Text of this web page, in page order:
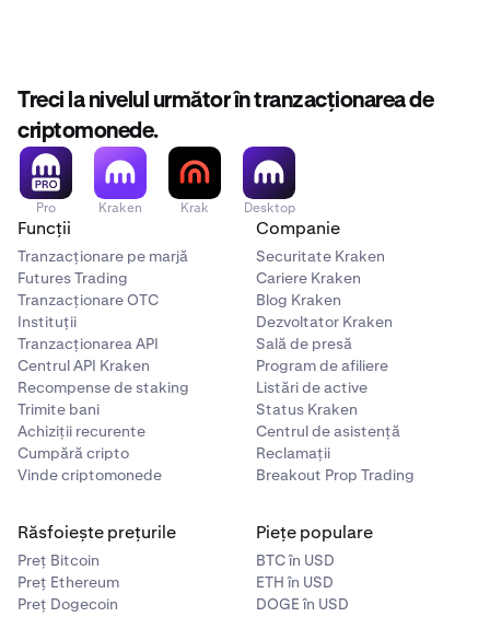
Road Town, Tortola, VG1110, British
Staking
Payward Commercial Ltd.
(Reclamații legate de Staking)
PO Box 4301, Road Town, Tortola,
VG1110, British Virgin Islands
Treci la nivelul următor în tranzacționarea de
criptomonede.
Pro Kraken Krak Desktop
Funcții
Tranzacționare pe marjă
Futures Trading
Tranzacționare OTC
Instituții
Tranzacționarea API
Centrul API Kraken
Recompense de staking
Trimite bani
Achiziții recurente
Cumpără cripto
Vinde criptomonede
Companie
Securitate Kraken
Cariere Kraken
Blog Kraken
Dezvoltator Kraken
Sală de presă
Program de afiliere
Listări de active
Status Kraken
Centrul de asistență
Reclamații
Breakout Prop Trading
Răsfoiește prețurile
Preț Bitcoin
Preț Ethereum
Preț Dogecoin
Piețe populare
BTC în USD
ETH în USD
DOGE în USD